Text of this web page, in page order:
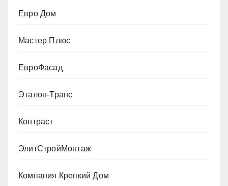
Евро Дом
Мастер Плюс
ЕвроФасад
Эталон-Транс
Контраст
ЭлитСтройМонтаж
Компания Крепкий Дом